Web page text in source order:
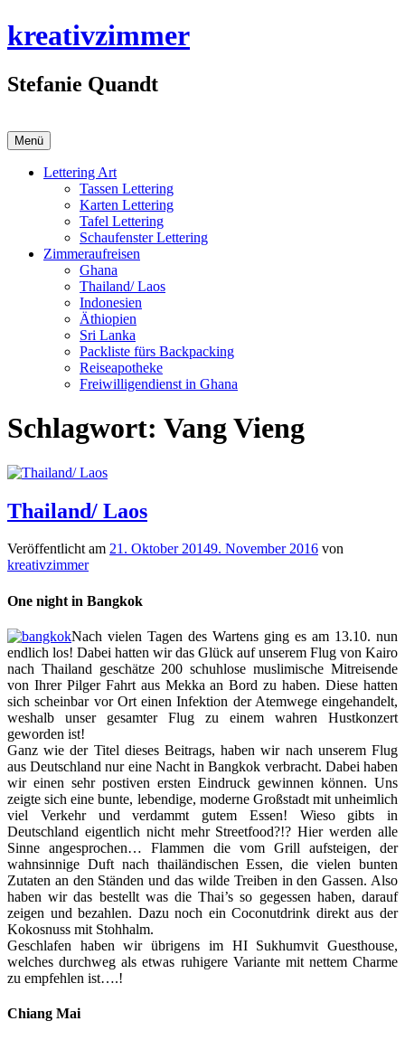
Zum
Inhalt
kreativzimmer
Stefanie Quandt
Menü
Lettering Art
Tassen Lettering
Karten Lettering
Tafel Lettering
Schaufenster Lettering
Zimmeraufreisen
Ghana
Thailand/ Laos
Indonesien
Äthiopien
Sri Lanka
Packliste fürs Backpacking
Reiseapotheke
Freiwilligendienst in Ghana
Schlagwort: Vang Vieng
Thailand/ Laos
Veröffentlicht am 21. Oktober 20149. November 2016 von
kreativzimmer
One night in Bangkok
Nach vielen Tagen des Wartens ging es am 13.10. nun
endlich los! Dabei hatten wir das Glück auf unserem Flug von Kairo
nach Thailand geschätze 200 schuhlose muslimische Mitreisende
von Ihrer Pilger Fahrt aus Mekka an Bord zu haben. Diese hatten
sich scheinbar vor Ort einen Infektion der Atemwege eingehandelt,
weshalb unser gesamter Flug zu einem wahren Hustkonzert
geworden ist!
Ganz wie der Titel dieses Beitrags, haben wir nach unserem Flug
aus Deutschland nur eine Nacht in Bangkok verbracht. Dabei haben
wir einen sehr postiven ersten Eindruck gewinnen können. Uns
zeigte sich eine bunte, lebendige, moderne Großstadt mit unheimlich
viel Verkehr und verdammt gutem Essen! Wieso gibts in
Deutschland eigentlich nicht mehr Streetfood?!? Hier werden alle
Sinne angesprochen… Flammen die vom Grill aufsteigen, der
wahnsinnige Duft nach thailändischen Essen, die vielen bunten
Zutaten an den Ständen und das wilde Treiben in den Gassen. Also
haben wir das bestellt was die Thai’s so gegessen haben, darauf
zeigen und bezahlen. Dazu noch ein Coconutdrink direkt aus der
Kokosnuss mit Stohhalm.
Geschlafen haben wir übrigens im HI Sukhumvit Guesthouse,
welches durchweg als etwas ruhigere Variante mit nettem Charme
zu empfehlen ist….!
Chiang Mai